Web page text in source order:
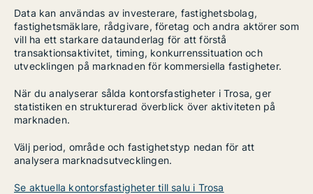
Data kan användas av investerare, fastighetsbolag,
fastighetsmäklare, rådgivare, företag och andra aktörer som
vill ha ett starkare dataunderlag för att förstå
transaktionsaktivitet, timing, konkurrenssituation och
utvecklingen på marknaden för kommersiella fastigheter.
När du analyserar sålda kontorsfastigheter i Trosa, ger
statistiken en strukturerad överblick över aktiviteten på
marknaden.
Välj period, område och fastighetstyp nedan för att
analysera marknadsutvecklingen.
Se aktuella kontorsfastigheter till salu i Trosa